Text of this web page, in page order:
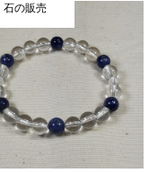
石の販売